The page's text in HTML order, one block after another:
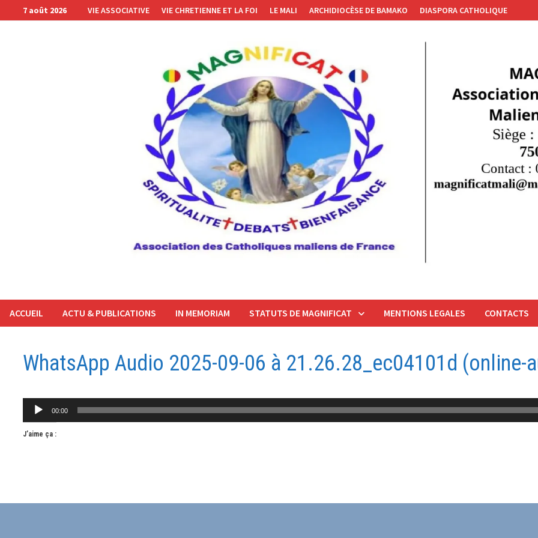
Passer
au
7 août 2026 VIE ASSOCIATIVE VIE CHRETIENNE ET LA FOI LE MALI ARCHIDIOCÈSE DE BAMAKO DIASPORA CATHOLIQUE
ACCUEIL ACTU & PUBLICATIONS IN MEMORIAM STATUTS DE MAGNIFICAT MENTIONS LEGALES CONTACTS
WhatsApp Audio 2025-09-06 à 21.26.28_ec04101d (online-
Lecteur
audio
00:00
J’aime ça :